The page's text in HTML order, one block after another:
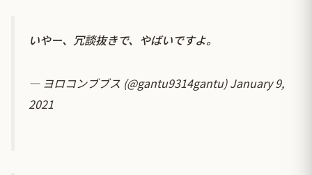
いやー、冗談抜きで、やばいですよ。
— ヨロコンブブス (@gantu9314gantu)January 9,
2021